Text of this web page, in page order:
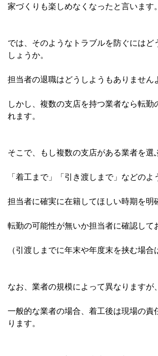
家づくりも楽しめなくなったと言います。
では、そのようなトラブルを防ぐにはど
しょうか。
担当者の退職はどうしようもありません
しかし、複数の支店を持つ業者なら転勤
れます。
そこで、もし複数の支店がある業者を選
「着工まで」「引き渡しまで」などのよ
担当者に確実に在籍してほしい時期を明
転勤の可能性が無いか担当者に確認して
（引渡しまでに年末や年度末を挟む場合
なお、業者の規模によって異なりますが、
一般的な業者の場合、着工後は現場の責
ります。